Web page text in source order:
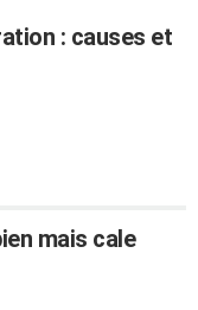
: causes et
mais cale